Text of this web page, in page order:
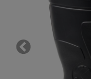
Previous